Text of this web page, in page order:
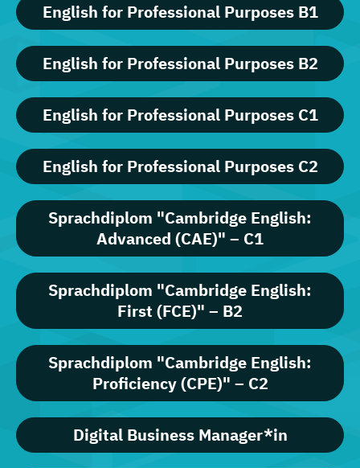
English for Professional Purposes B1
English for Professional Purposes B2
English for Professional Purposes C1
English for Professional Purposes C2
Sprachdiplom "Cambridge English:
Advanced (CAE)" – C1
Sprachdiplom "Cambridge English:
First (FCE)" – B2
Sprachdiplom "Cambridge English:
Proficiency (CPE)" – C2
Digital Business Manager*in